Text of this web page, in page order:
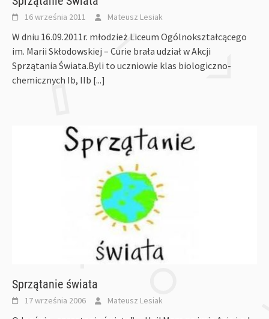
16 września 2011 Mateusz Lesiak
W dniu 16.09.2011r. młodzież Liceum Ogólnokształcącego
im. Marii Skłodowskiej – Curie brała udział w Akcji
Sprzątania Świata.Byli to uczniowie klas biologiczno-
chemicznych Ib, IIb [...]
Sprzątanie świata
17 września 2006 Mateusz Lesiak